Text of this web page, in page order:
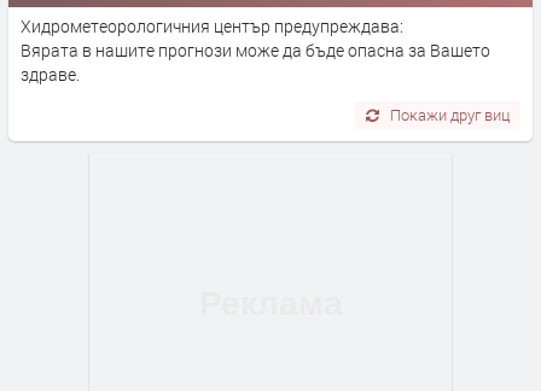
Хидрометеорологичния център предупреждава:
Вярата в нашите прогнози може да бъде опасна за Вашето
здраве.
Покажи друг виц